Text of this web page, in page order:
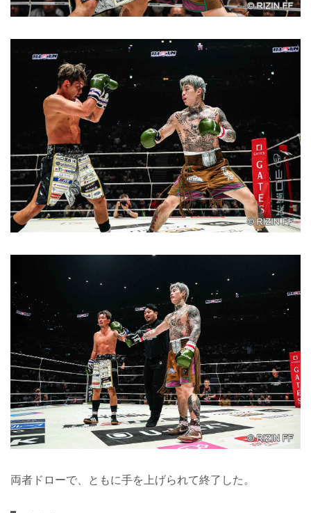
両者ドローで、ともに手を上げられて終了した。